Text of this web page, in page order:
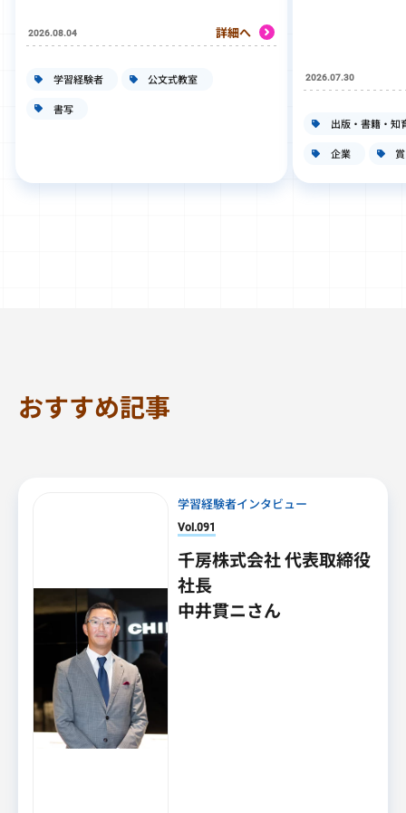
2026.08.04 詳細へ
学習経験者 公文式教室
書写
2026.07.30
出版・書籍・知
企業 賞
おすすめ記事
学習経験者インタビュー
Vol.091
千房株式会社 代表取締役
社長
中井貫ニさん